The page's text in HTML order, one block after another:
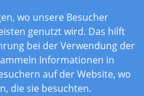
wo unsere Besucher
genutzt wird. Das hilft
bei der Verwendung der
Informationen in
auf der Website, wo
die sie besuchten.